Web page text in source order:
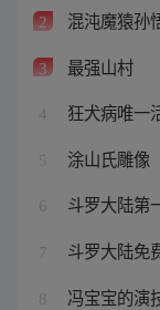
2 混沌魔猿孙
3 最强山村
4 狂犬病唯一
5 涂山氏雕像
6 斗罗大陆第
7 斗罗大陆免
8 冯宝宝的演